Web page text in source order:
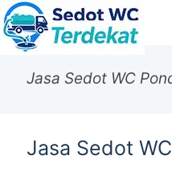
Jasa Sedot WC
Jasa Sedot